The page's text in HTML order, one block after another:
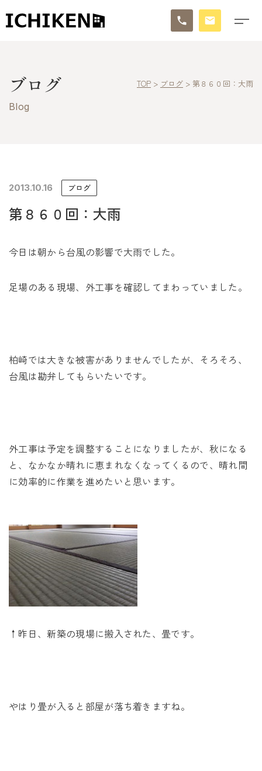
ブログ
イチケンの家づくり
モデルハウス
会社情報
ブログ
Blog
TOP > ブログ > 第８６０回：大雨
2013.10.16 ブログ
第８６０回：大雨
今日は朝から台風の影響で大雨でした。
足場のある現場、外工事を確認してまわっていました。
柏崎では大きな被害がありませんでしたが、そろそろ、
台風は勘弁してもらいたいです。
外工事は予定を調整することになりましたが、秋になる
と、なかなか晴れに恵まれなくなってくるので、晴れ間
に効率的に作業を進めたいと思います。
↑昨日、新築の現場に搬入された、畳です。
やはり畳が入ると部屋が落ち着きますね。